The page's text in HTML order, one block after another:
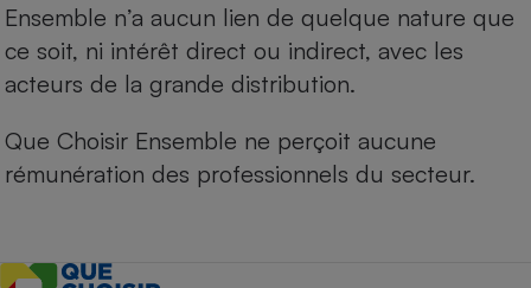
Ensemble n’a aucun lien de quelque nature que
ce soit, ni intérêt direct ou indirect, avec les
acteurs de la grande distribution.
Que Choisir Ensemble ne perçoit aucune
rémunération des professionnels du secteur.